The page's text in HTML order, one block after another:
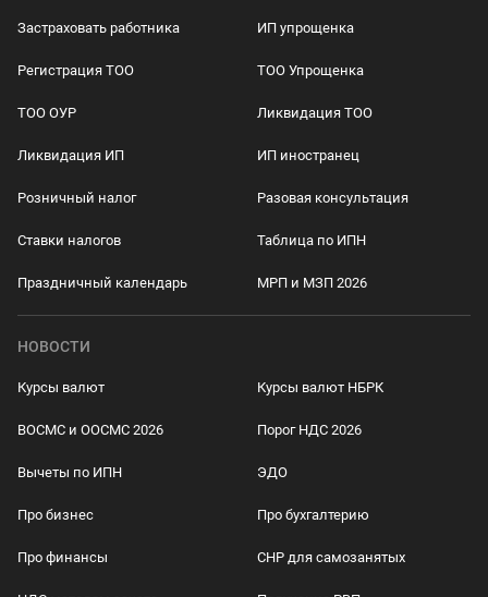
Застраховать работника ИП упрощенка
Регистрация ТОО ТОО Упрощенка
ТОО ОУР Ликвидация ТОО
Ликвидация ИП ИП иностранец
Розничный налог Разовая консультация
Ставки налогов Таблица по ИПН
Праздничный календарь МРП и МЗП 2026
НОВОСТИ
Курсы валют Курсы валют НБРК
ВОСМС и ООСМС 2026 Порог НДС 2026
Вычеты по ИПН ЭДО
Про бизнес Про бухгалтерию
Про финансы СНР для самозанятых